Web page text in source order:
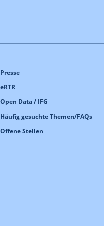
Presse
eRTR
Open Data / IFG
Häufig gesuchte Themen/FAQs
Offene Stellen